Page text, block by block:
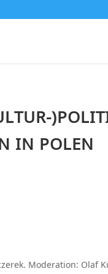
IN POLEN
Moderation: Olaf